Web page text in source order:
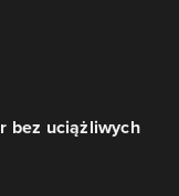
bez uciążliwych